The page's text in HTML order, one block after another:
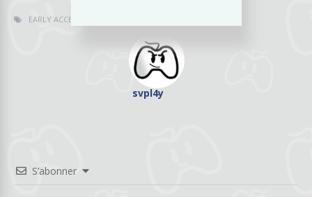
EARLY ACCESS
svpl4y
S’abonner